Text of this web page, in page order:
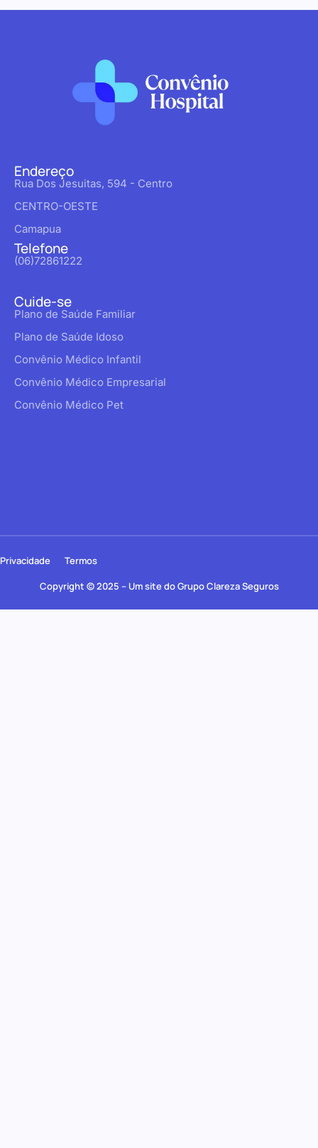
Endereço
Rua Dos Jesuitas, 594 - Centro
CENTRO-OESTE
Camapua
Telefone
(06)72861222
Cuide-se
Plano de Saúde Familiar
Plano de Saúde Idoso
Convênio Médico Infantil
Convênio Médico Empresarial
Convênio Médico Pet
Copyright © 2025 – Um site do Grupo Clareza Seguros
Privacidade Termos